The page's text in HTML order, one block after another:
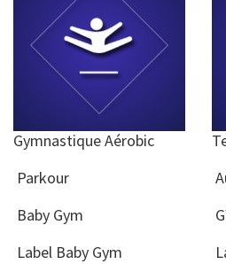
Gymnastique Aérobic
Parkour
Baby Gym
Label Baby Gym